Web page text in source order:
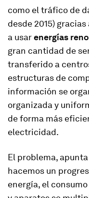
como el tráfico de
desde 2015)
a usarenergías
gran cantidad de
transferido a
estructuras de
información se
organizada y
de forma más
electricidad.
El problema,
hacemos un
energía, el